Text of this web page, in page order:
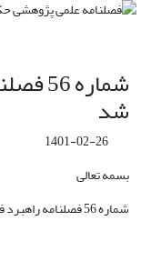
شد
1401-02-26
بسمه تعالی
شماره 56 فصلنامه راهبرد فرهنگ منتشر شد